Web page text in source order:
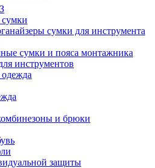
сумки для инструмента
сумки и пояса монтажника
инструментов
и брюки
защиты